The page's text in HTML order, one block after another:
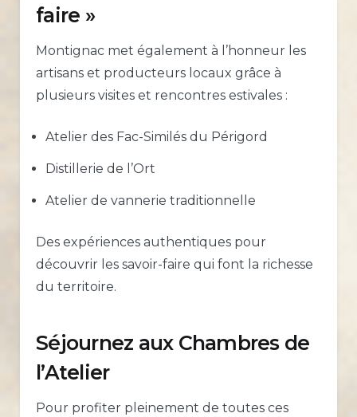
faire »
Montignac met également à l’honneur les
artisans et producteurs locaux grâce à
plusieurs visites et rencontres estivales :
Atelier des Fac-Similés du Périgord
Distillerie de l’Ort
Atelier de vannerie traditionnelle
Des expériences authentiques pour
découvrir les savoir-faire qui font la richesse
du territoire.
Séjournez aux Chambres de
l’Atelier
Pour profiter pleinement de toutes ces